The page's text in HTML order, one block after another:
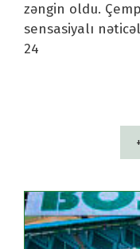
zəngin oldu.
sensasiyalı
24